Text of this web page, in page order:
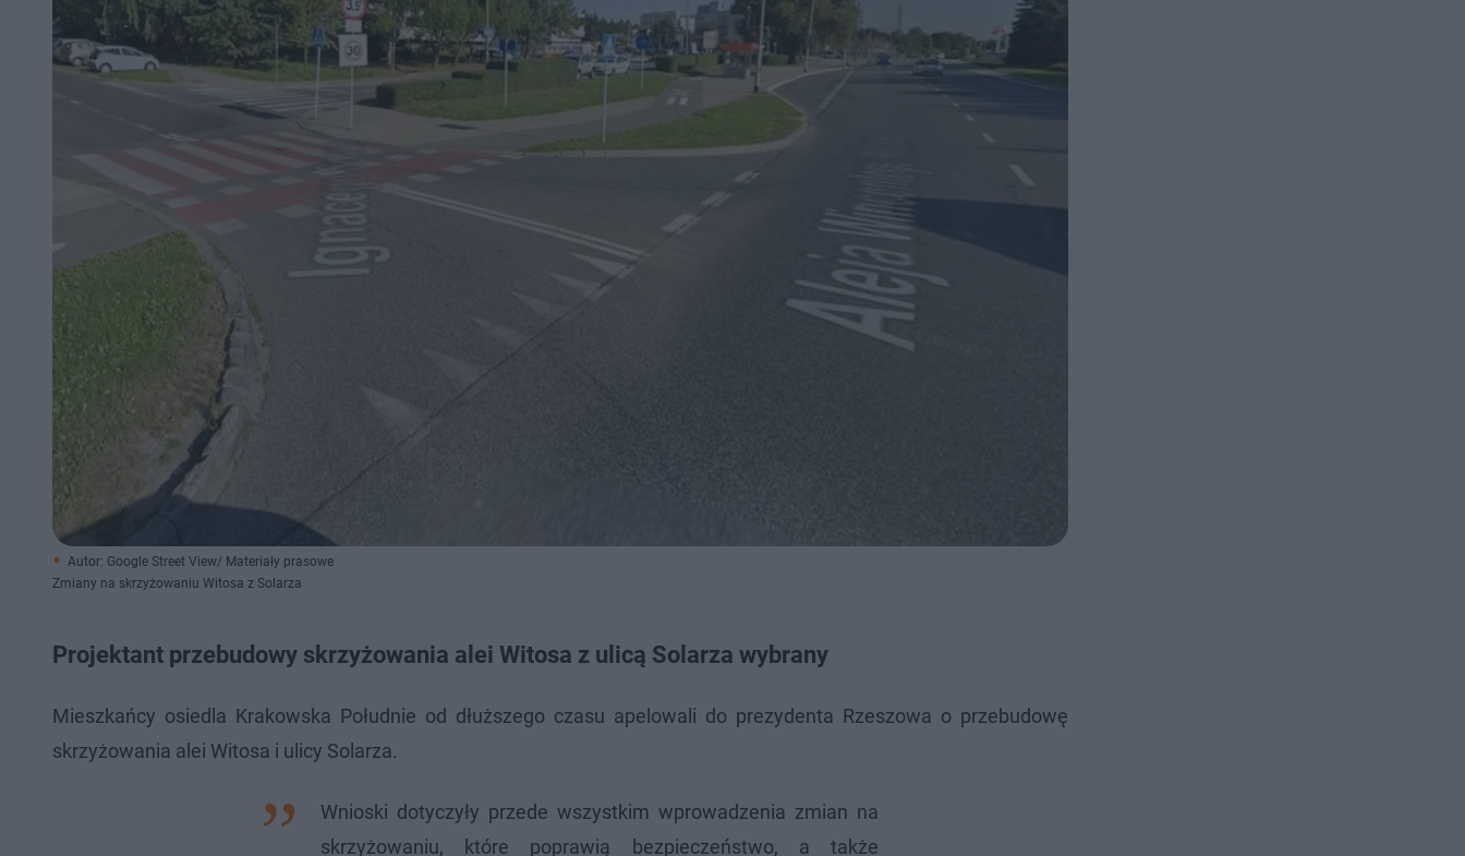
Autor: Google Street View/ Materiały prasowe
Zmiany na skrzyżowaniu Witosa z Solarza
Projektant przebudowy skrzyżowania alei Witosa z ulicą Solarza wybrany
Mieszkańcy osiedla Krakowska Południe od dłuższego czasu apelowali do prezydenta Rzeszowa o przebudowę
skrzyżowania alei Witosa i ulicy Solarza.
Wnioski dotyczyły przede wszystkim wprowadzenia zmian na
skrzyżowaniu, które poprawią bezpieczeństwo, a także